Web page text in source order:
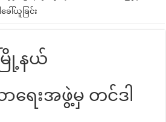
ါ်ယူခြင်း
မြို့နယ်
ေးအဖွဲ့မှ တင်ဒါ